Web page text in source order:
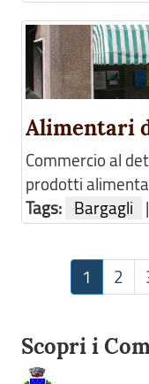
Alimentari
Commercio al
prodotti
Tags: Bargagli |
1 2
Scopri i